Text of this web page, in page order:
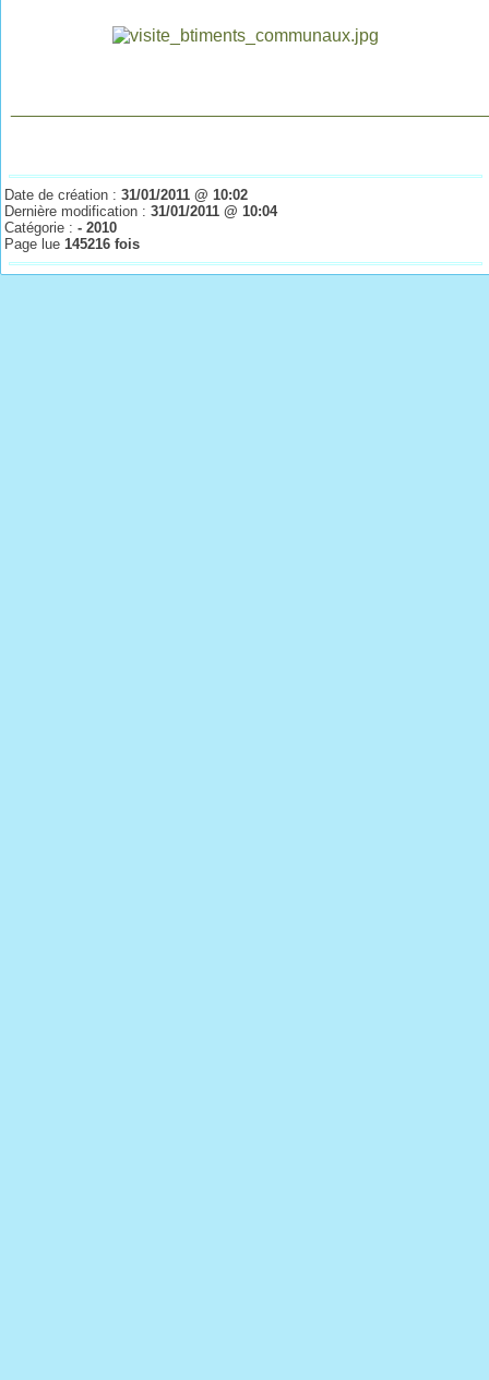
Date de création :31/01/2011 @ 10:02
Dernière modification :31/01/2011 @ 10:04
Catégorie :- 2010
Page lue 145216 fois